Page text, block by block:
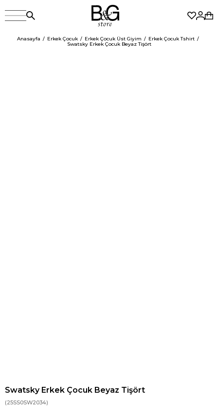
Anasayfa Erkek Çocuk Erkek Çocuk Üst Giyim
Erkek Çocuk Tshirt
Swatsky Erkek Çocuk Beyaz Tişört
Swatsky Erkek Çocuk Beyaz Tişört
(25SS0SW2034)